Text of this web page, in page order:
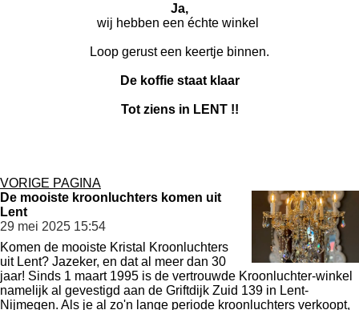
Ja,
wij hebben een échte winkel
Loop gerust een keertje binnen.
De koffie staat klaar
Tot ziens in LENT !!
VORIGE PAGINA
De mooiste kroonluchters komen uit
Lent
29 mei 2025 15:54
Komen de mooiste Kristal Kroonluchters
uit Lent? Jazeker, en dat al meer dan 30
jaar! Sinds 1 maart 1995 is de vertrouwde Kroonluchter-winkel
namelijk al gevestigd aan de Griftdijk Zuid 139 in Lent-
Nijmegen. Als je al zo'n lange periode kroonluchters verkoopt,